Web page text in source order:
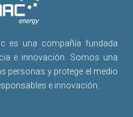
es una compañía fundada
e innovación. Somos una
personas y protege el medio
e innovación.